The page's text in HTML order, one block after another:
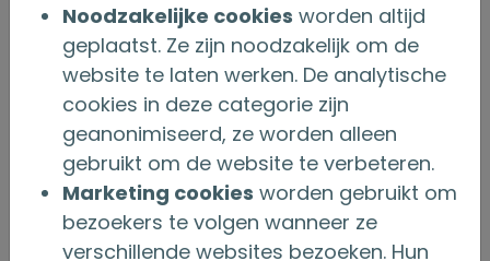
De heer J.L. (Jelle) van der Giessen (1963)
voorzitter van de Raad van Commissarissen
Noodzakelijke cookies worden altijd
geplaatst. Ze zijn noodzakelijk om de
website te laten werken. De analytische
cookies in deze categorie zijn
geanonimiseerd, ze worden alleen
gebruikt om de website te verbeteren.
Marketing cookies worden gebruikt om
bezoekers te volgen wanneer ze
verschillende websites bezoeken. Hun